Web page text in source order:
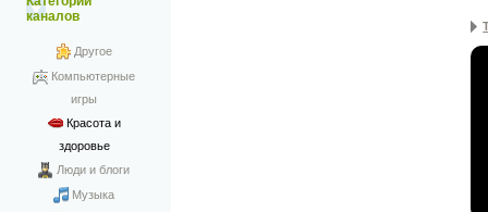
каналов
Другое
Компьютерные
игры
Красота и
здоровье
Люди и блоги
Музыка